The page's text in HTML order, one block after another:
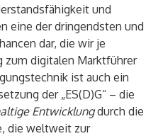
und
eine der dringendsten und
dar, die wir je
zum digitalen Marktführer
ist auch ein
der „ES(D)G“ – die
Entwicklungdurch die
die weltweit zur